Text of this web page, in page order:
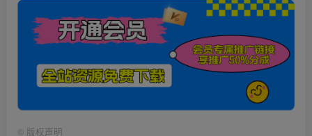
© 版权声明